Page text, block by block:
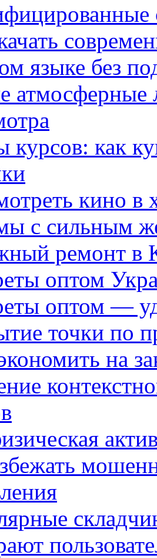
языке без
атмосферные
курсов: как
кино в
с сильным
ремонт в
оптом
оптом —
точки по
на